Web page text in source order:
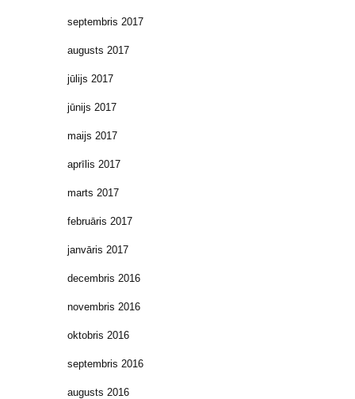
septembris 2017
augusts 2017
jūlijs 2017
jūnijs 2017
maijs 2017
aprīlis 2017
marts 2017
februāris 2017
janvāris 2017
decembris 2016
novembris 2016
oktobris 2016
septembris 2016
augusts 2016